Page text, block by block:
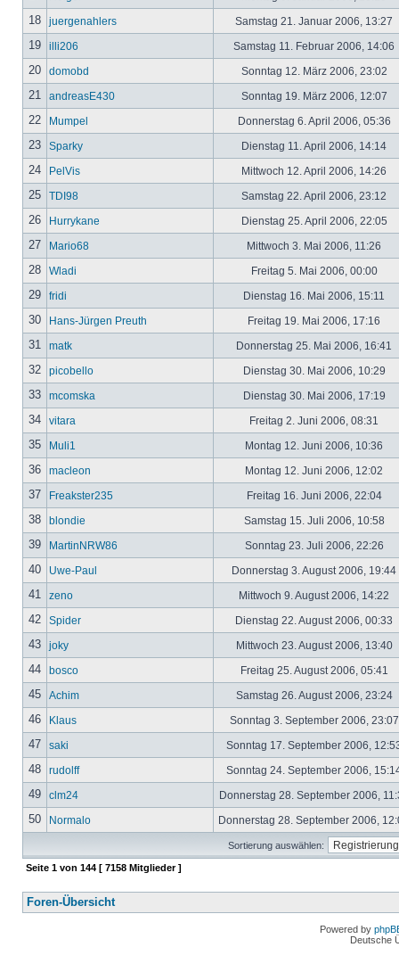
18 juergenahlers Samstag 21. Januar 2006, 13:27
19 illi206 Samstag 11. Februar 2006, 14:06
20 domobd Sonntag 12. März 2006, 23:02
21 andreasE430 Sonntag 19. März 2006, 12:07
22 Mumpel Donnerstag 6. April 2006, 05:36
23 Sparky Dienstag 11. April 2006, 14:14
24 PelVis Mittwoch 12. April 2006, 14:26
25 TDI98 Samstag 22. April 2006, 23:12
26 Hurrykane Dienstag 25. April 2006, 22:05
27 Mario68 Mittwoch 3. Mai 2006, 11:26
28 Wladi Freitag 5. Mai 2006, 00:00
29 fridi Dienstag 16. Mai 2006, 15:11
30 Hans-Jürgen Preuth Freitag 19. Mai 2006, 17:16
31 matk Donnerstag 25. Mai 2006, 16:41
32 picobello Dienstag 30. Mai 2006, 10:29
33 mcomska Dienstag 30. Mai 2006, 17:19
34 vitara Freitag 2. Juni 2006, 08:31
35 Muli1 Montag 12. Juni 2006, 10:36
36 macleon Montag 12. Juni 2006, 12:02
37 Freakster235 Freitag 16. Juni 2006, 22:04
38 blondie Samstag 15. Juli 2006, 10:58
39 MartinNRW86 Sonntag 23. Juli 2006, 22:26
40 Uwe-Paul Donnerstag 3. August 2006, 19:44
41 zeno Mittwoch 9. August 2006, 14:22
42 Spider Dienstag 22. August 2006, 00:33
43 joky Mittwoch 23. August 2006, 13:40
44 bosco Freitag 25. August 2006, 05:41
45 Achim Samstag 26. August 2006, 23:24
46 Klaus Sonntag 3. September 2006,
47 saki Sonntag 17. September 2006,
48 rudolff Sonntag 24. September 2006,
49 clm24 Donnerstag 28. September 2006,
50 Normalo Donnerstag 28. September 2006,
Sortierung auswählen:
Seite 1 von 144 [ 7158 Mitglieder ]
Foren-Übersicht
Powered by
Deutsche